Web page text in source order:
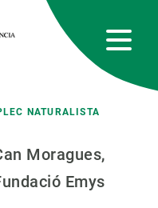
NATURALISTA
Moragues,
Emys